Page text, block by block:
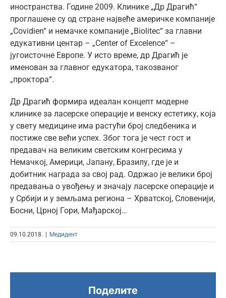
иностранства. Године 2009. Клинике „Др Драгић“
проглашене су од стране највеће америчке компаније
„Covidien“ и немачке компаније „Biolitec“ за главни
едукативни центар – „Center of Excelence“ –
југоисточне Европе. У исто време, др Драгић је
именован за главног едукатора, такозваног
„проктора“.
Др Драгић формира идеалан концепт модерне
клинике за ласерске операције и венску естетику, која
у свету медицине има растући број следбеника и
постиже све већи успех. Због тога је чест гост и
предавач на великим светским конгресима у
Немачкој, Америци, Јапану, Бразилу, где је и
добитник награда за свој рад. Одржао је велики број
предавања о увођењу и значају ласерске операције и
у Србији и у земљама региона – Хрватској, Словенији,
Босни, Црној Гори, Мађарској…
09.10.2018. Медидент
Поделите